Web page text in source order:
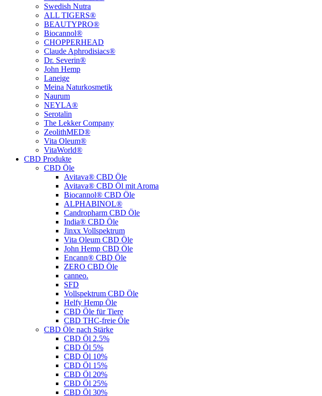
Swedish Nutra
ALL TIGERS®
BEAUTYPRO®
Biocannol®
CHOPPERHEAD
Claude Aphrodisiacs®
Dr. Severin®
John Hemp
Laneige
Meina Naturkosmetik
Naurum
NEYLA®
Serotalin
The Lekker Company
ZeolithMED®
Vita Oleum®
VitaWorld®
CBD Produkte
CBD Öle
Avitava® CBD Öle
Avitava® CBD Öl mit Aroma
Biocannol® CBD Öle
ALPHABINOL®
Candropharm CBD Öle
India® CBD Öle
Jinxx Vollspektrum
Vita Oleum CBD Öle
John Hemp CBD Öle
Encann® CBD Öle
ZERO CBD Öle
canneo.
SFD
Vollspektrum CBD Öle
Helfy Hemp Öle
CBD Öle für Tiere
CBD THC-freie Öle
CBD Öle nach Stärke
CBD Öl 2.5%
CBD Öl 5%
CBD Öl 10%
CBD Öl 15%
CBD Öl 20%
CBD Öl 25%
CBD Öl 30%